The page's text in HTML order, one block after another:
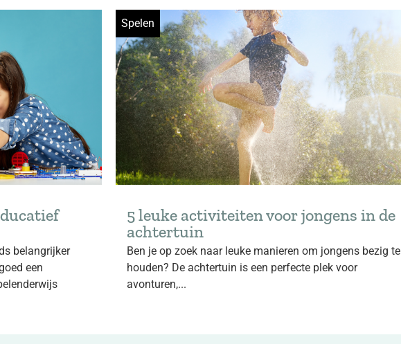
belangrijker
een
Spelen
5 leuke activiteiten voor jongens in de
achtertuin
Ben je op zoek naar leuke manieren om jongens bezig te
houden? De achtertuin is een perfecte plek voor
avonturen,...